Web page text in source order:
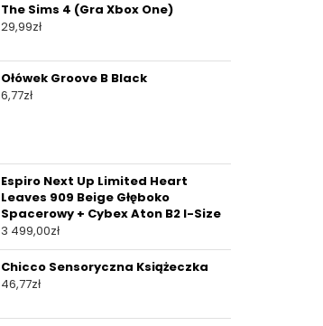
The Sims 4 (Gra Xbox One)
29,99zł
Ołówek Groove B Black
6,77zł
Espiro Next Up Limited Heart
Leaves 909 Beige Głęboko
Spacerowy + Cybex Aton B2 I-Size
3 499,00zł
Chicco Sensoryczna Książeczka
46,77zł